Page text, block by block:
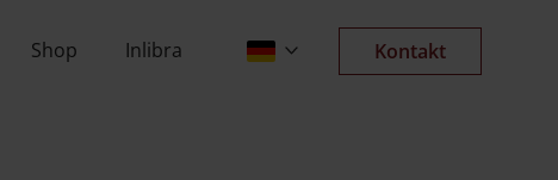
Shop Inlibra Kontakt